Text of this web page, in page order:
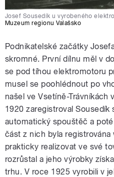
Josef Sousedík u vyrobeného
Muzeum regionu Valašsko
Podnikatelské začátky
skromné. První dílnu měl v
se pod tíhou elektromotoru
musel se poohlédnout po
našel ve Vsetíně-Trávníkách
1920 zaregistroval Sousedík
automatický spouštěč a
část z nich byla
prakticky realizovat ve své
rozrůstal a jeho výrobky
trhu. V roce 1925 vyrobili v